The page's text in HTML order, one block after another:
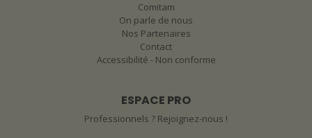
Comitam
On parle de nous
Nos Partenaires
Contact
Accessibilité - Non conforme
ESPACE PRO
Professionnels ? Rejoignez-nous !